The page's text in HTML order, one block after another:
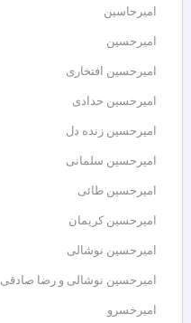
امیرحاسین
امیرحسین
امیرحسین افتخاری
امیرحسین حدادی
امیرحسین زنده دل
امیرحسین سلمانی
امیرحسین طائی
امیرحسین کریمان
امیرحسین نوشالی
امیرحسین نوشالی و رضا صادقی
امیرخسرو